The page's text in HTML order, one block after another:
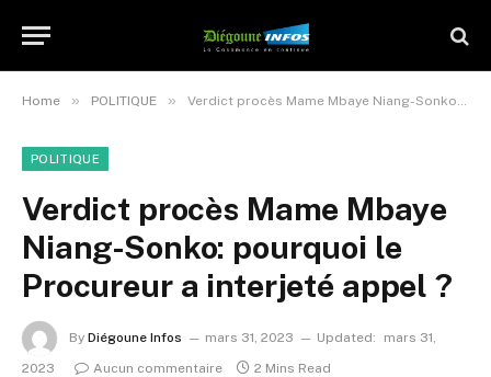
Home » POLITIQUE » Verdict procès Mame Mbaye Niang-Sonko: pourquoi le Procureur a interjeté appel ?
POLITIQUE
Verdict procès Mame Mbaye
Niang-Sonko: pourquoi le
Procureur a interjeté appel ?
By Diégoune Infos mars 31, 2023 Updated:
mars 31,
2023
Aucun commentaire 2 Mins Read